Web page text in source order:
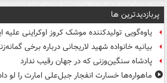
پربازدیدترین ها
یاوه‌گویی تولیدکننده موشک کروز اوکراینی علیه
بیانیه خانواده شهید لاریجانی درباره برخی
پادشاه سنگین‌وزنی که در جهان رقیب ندارد
ماهواره‌ها خسارت انفجار جبل‌علی امارت را لو